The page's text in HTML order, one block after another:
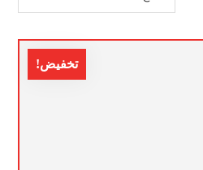
تخفيض!